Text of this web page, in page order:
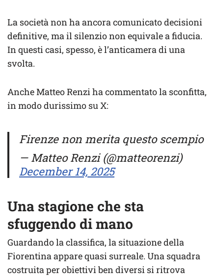
La società non ha ancora comunicato decisioni
definitive, ma il silenzio non equivale a fiducia.
In questi casi, spesso, è l’anticamera di una
svolta.
Anche Matteo Renzi ha commentato la sconfitta,
in modo durissimo su X:
Firenze non merita questo scempio
— Matteo Renzi (@matteorenzi)
December 14, 2025
Una stagione che sta
sfuggendo di mano
Guardando la classifica, la situazione della
Fiorentina appare quasi surreale. Una squadra
costruita per obiettivi ben diversi si ritrova